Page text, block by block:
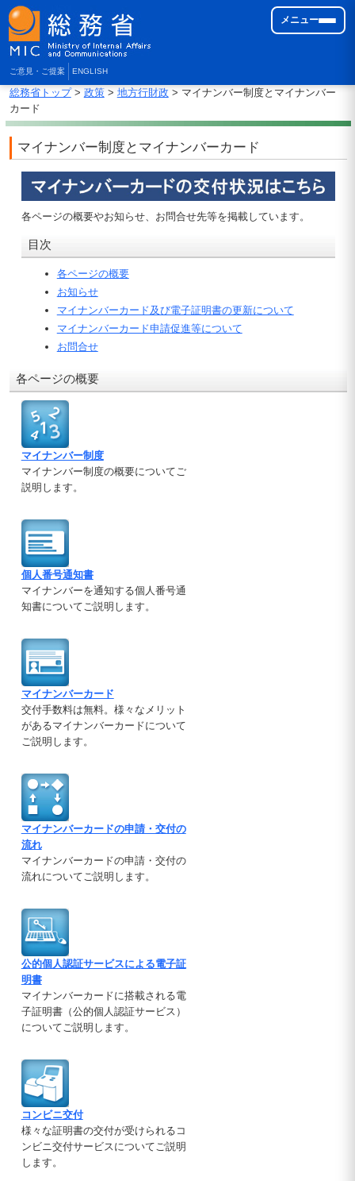
ご意見・ご提案 ENGLISH
メニュー
総務省トップ> 政策> 地方行財政 > マイナンバー制度とマイナンバー
カード
マイナンバー制度とマイナンバーカード
各ページの概要やお知らせ、お問合せ先等を掲載しています。
目次
各ページの概要
お知らせ
マイナンバーカード及び電子証明書の更新について
マイナンバーカード申請促進等について
お問合せ
各ページの概要
マイナンバー制度
マイナンバー制度の概要についてご
説明します。
個人番号通知書
マイナンバーを通知する個人番号通
知書についてご説明します。
マイナンバーカード
交付手数料は無料。様々なメリット
があるマイナンバーカードについて
ご説明します。
マイナンバーカードの申請・交付の
流れ
マイナンバーカードの申請・交付の
流れについてご説明します。
公的個人認証サービスによる電子証
明書
マイナンバーカードに搭載される電
子証明書（公的個人認証サービス）
についてご説明します。
コンビニ交付
様々な証明書の交付が受けられるコ
ンビニ交付サービスについてご説明
します。